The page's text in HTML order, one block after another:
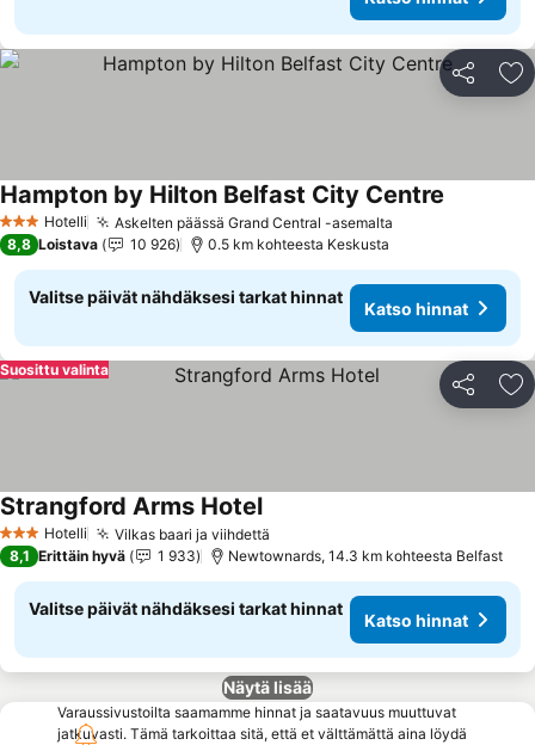
Jaa
3 Tähtiluokitus
Hotelli Askelten päässä Grand Central -asemalta
Hampton by Hilton Belfast City Centre
8,8 Loistava 10 926 0.5 km kohteesta Keskusta
Valitse päivät nähdäksesi tarkat hinnat
Katso hinnat
Jaa
Suosittu valinta
3 Tähtiluokitus
Hotelli Vilkas baari ja viihdettä
Strangford Arms HotelKatso hinnat
8,1 Erittäin hyvä 1 933 Newtownards, 14.3 km kohteesta Belfast
Valitse päivät nähdäksesi tarkat hinnat
Katso hinnat
Näytä lisää
Varaussivustoilta saamamme hinnat ja saatavuus muuttuvat
jatkuvasti. Tämä tarkoittaa sitä, että et välttämättä aina löydä